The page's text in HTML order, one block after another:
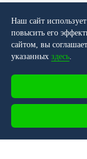
Наш сайт
повысить его
сайтом, вы
указанных здесь.